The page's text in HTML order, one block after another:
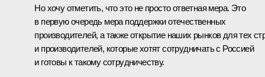
Но хочу отметить, что это не просто ответная мера. Это
в первую очередь мера поддержки отечественных
производителей, а также открытие наших рынков для тех
и производителей, которые хотят сотрудничать с Россией
и готовы к такому сотрудничеству.